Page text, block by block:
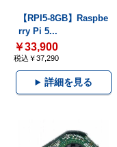
【RPI5-8GB】Raspbe
rry Pi 5...
￥33,900
税込￥37,290
詳細を見る